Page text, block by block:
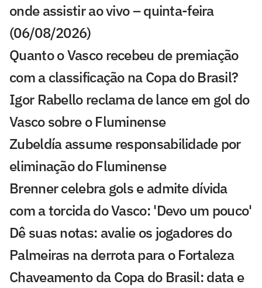
onde assistir ao vivo – quinta-feira
(06/08/2026)
Quanto o Vasco recebeu de premiação
com a classificação na Copa do Brasil?
Igor Rabello reclama de lance em gol do
Vasco sobre o Fluminense
Zubeldía assume responsabilidade por
eliminação do Fluminense
Brenner celebra gols e admite dívida
com a torcida do Vasco: 'Devo um pouco'
Dê suas notas: avalie os jogadores do
Palmeiras na derrota para o Fortaleza
Chaveamento da Copa do Brasil: data e